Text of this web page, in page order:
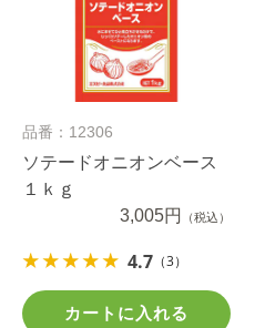
品番：12306
ソテードオニオンベース
１ｋｇ
3,005円
（税込）
4.7 （3）
カートに入れる